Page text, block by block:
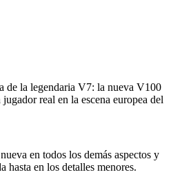
de la legendaria V7: la nueva V100
real en la escena europea del
en todos los demás aspectos y
hasta en los detalles menores.